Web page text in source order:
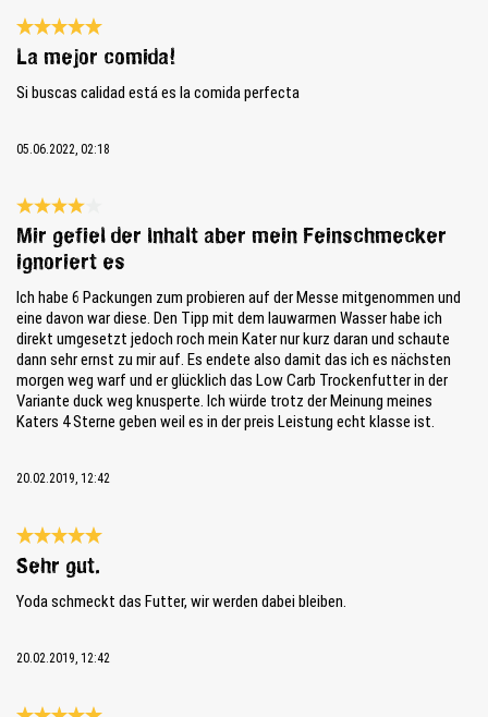
Bewertung mit 5 von 5 Sternen
La mejor comida!
Si buscas calidad está es la comida perfecta
05.06.2022, 02:18
Bewertung mit 4 von 5 Sternen
Mir gefiel der Inhalt aber mein Feinschmecker
ignoriert es
Ich habe 6 Packungen zum probieren auf der Messe mitgenommen und
eine davon war diese. Den Tipp mit dem lauwarmen Wasser habe ich
direkt umgesetzt jedoch roch mein Kater nur kurz daran und schaute
dann sehr ernst zu mir auf. Es endete also damit das ich es nächsten
morgen weg warf und er glücklich das Low Carb Trockenfutter in der
Variante duck weg knusperte. Ich würde trotz der Meinung meines
Katers 4 Sterne geben weil es in der preis Leistung echt klasse ist.
20.02.2019, 12:42
Bewertung mit 5 von 5 Sternen
Sehr gut.
Yoda schmeckt das Futter, wir werden dabei bleiben.
20.02.2019, 12:42